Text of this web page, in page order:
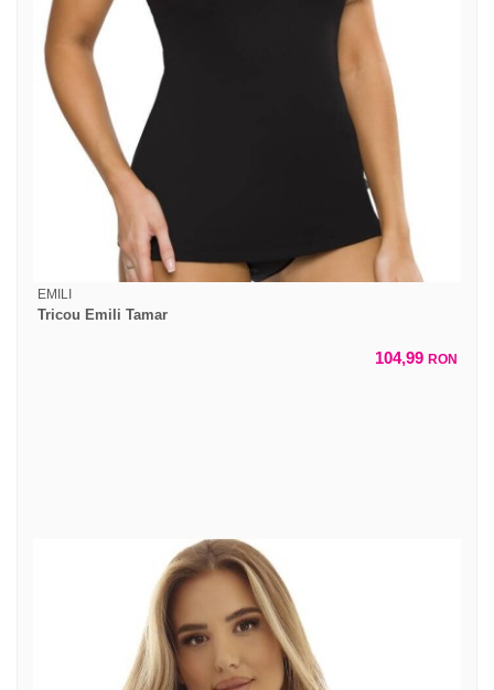
EMILI
Tricou Emili Tamar
104,99 RON